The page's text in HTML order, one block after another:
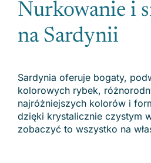
Nurkowanie i
na Sardynii
Sardynia oferuje bogaty,
kolorowych rybek,
najróżniejszych kolorów i
dzięki krystalicznie czystym
zobaczyć to wszystko na